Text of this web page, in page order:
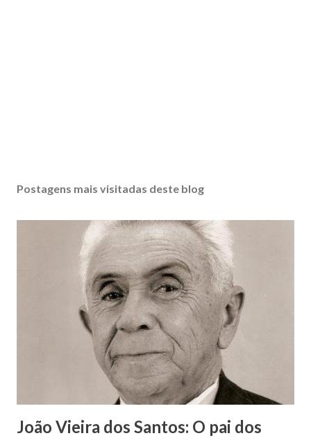
Postagens mais visitadas deste blog
João Vieira dos Santos: O pai dos